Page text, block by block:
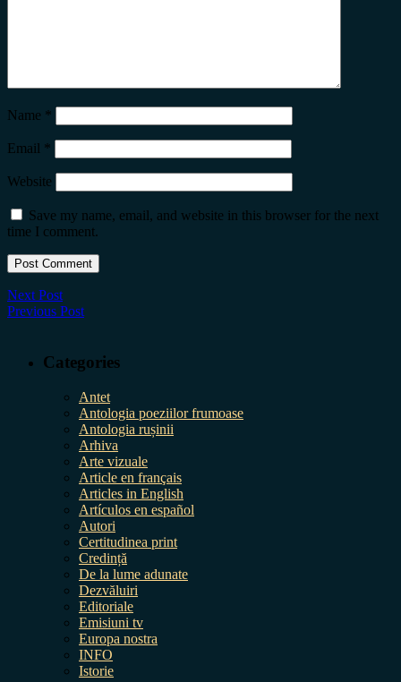
Name *
Email *
Website
Save my name, email, and website in this browser for the next
time I comment.
Next Post
Previous Post
Categories
Antet
Antologia poeziilor frumoase
Antologia rușinii
Arhiva
Arte vizuale
Article en français
Articles in English
Artículos en español
Autori
Certitudinea print
Credință
De la lume adunate
Dezvăluiri
Editoriale
Emisiuni tv
Europa nostra
INFO
Istorie